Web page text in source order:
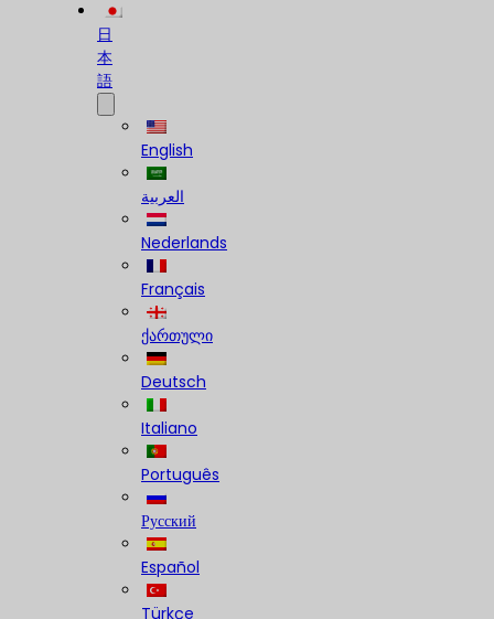
日
本
語
English
العربية
Nederlands
Français
ქართული
Deutsch
Italiano
Português
Русский
Español
Türkçe